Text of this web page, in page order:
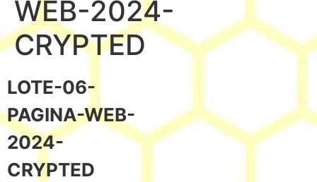
WEB-2024-
CRYPTED
LOTE-06-
PAGINA-WEB-
2024-
CRYPTED